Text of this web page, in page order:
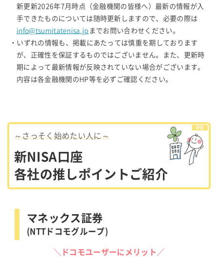
新更新2026年7月時点（金融機関の皆様へ）最新の情報が入
手できたものについては随時更新しますので、必要の際は
info@tsumitatenisa.jp までお問い合わせください。
・いずれの情報も、掲載にあたっては慎重を期しております
が、正確性を保証するものではございません。また、更新時
期によって最新情報が反映されていない場合がございます。
内容は各金融機関のHP等を必ずご確認ください。
～さっそく始めたい人に～
新NISA口座
各社の推しポイントご紹介
マネックス証券
(NTTドコモグループ)
＼ドコモユーザーにメリット／